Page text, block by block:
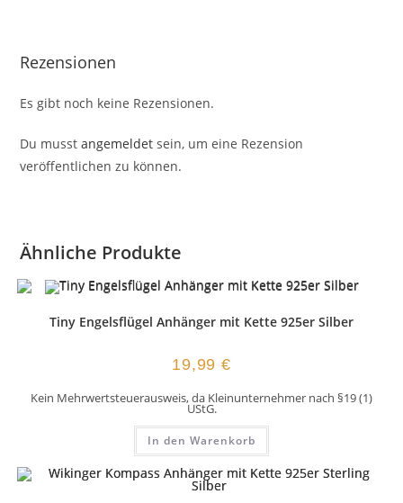
Rezensionen
Es gibt noch keine Rezensionen.
Du musstangemeldet sein, um eine Rezension
veröffentlichen zu können.
Ähnliche Produkte
Tiny Engelsflügel Anhänger mit Kette 925er Silber
19,99€
Kein Mehrwertsteuerausweis, da Kleinunternehmer nach §19 (1)
UStG.
In den Warenkorb